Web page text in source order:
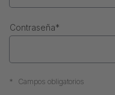
Contraseña*
* Campos obligatorios